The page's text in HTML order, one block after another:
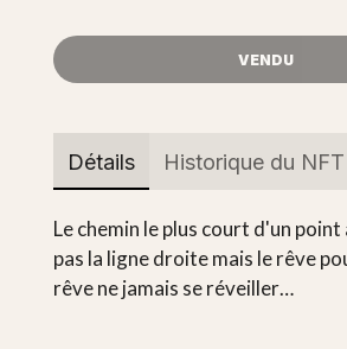
VENDU
Détails Historique du NFT
Le chemin le plus court d'un point
pas la ligne droite mais le rêve
rêve ne jamais se réveiller…